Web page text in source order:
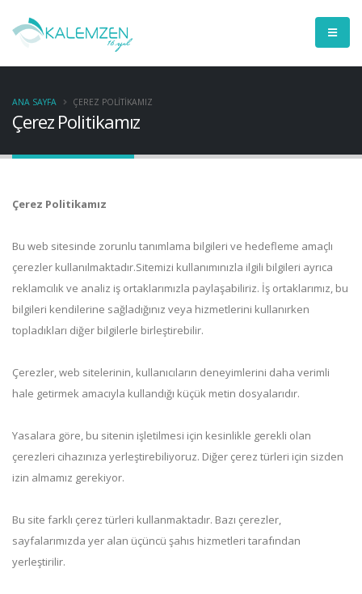
Çerez Politikamız
ANA SAYFA ÇEREZ POLITIKAMIZ
Çerez Politikamız
Bu web sitesinde zorunlu tanımlama bilgileri ve hedefleme amaçlı
çerezler kullanılmaktadır.Sitemizi kullanımınızla ilgili bilgileri ayrıca
reklamcılık ve analiz iş ortaklarımızla paylaşabiliriz. İş ortaklarımız, bu
bilgileri kendilerine sağladığınız veya hizmetlerini kullanırken
topladıkları diğer bilgilerle birleştirebilir.
Çerezler, web sitelerinin, kullanıcıların deneyimlerini daha verimli
hale getirmek amacıyla kullandığı küçük metin dosyalarıdır.
Yasalara göre, bu sitenin işletilmesi için kesinlikle gerekli olan
çerezleri cihazınıza yerleştirebiliyoruz. Diğer çerez türleri için sizden
izin almamız gerekiyor.
Bu site farklı çerez türleri kullanmaktadır. Bazı çerezler,
sayfalarımızda yer alan üçüncü şahıs hizmetleri tarafından
yerleştirilir.